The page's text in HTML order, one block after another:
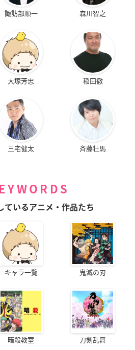
諏訪部順一 森川智之
大塚芳忠 稲田徹
三宅健太 斉藤壮馬
ているアニメ・作品たち
キャラ一覧 鬼滅の刃
暗殺教室 刀剣乱舞